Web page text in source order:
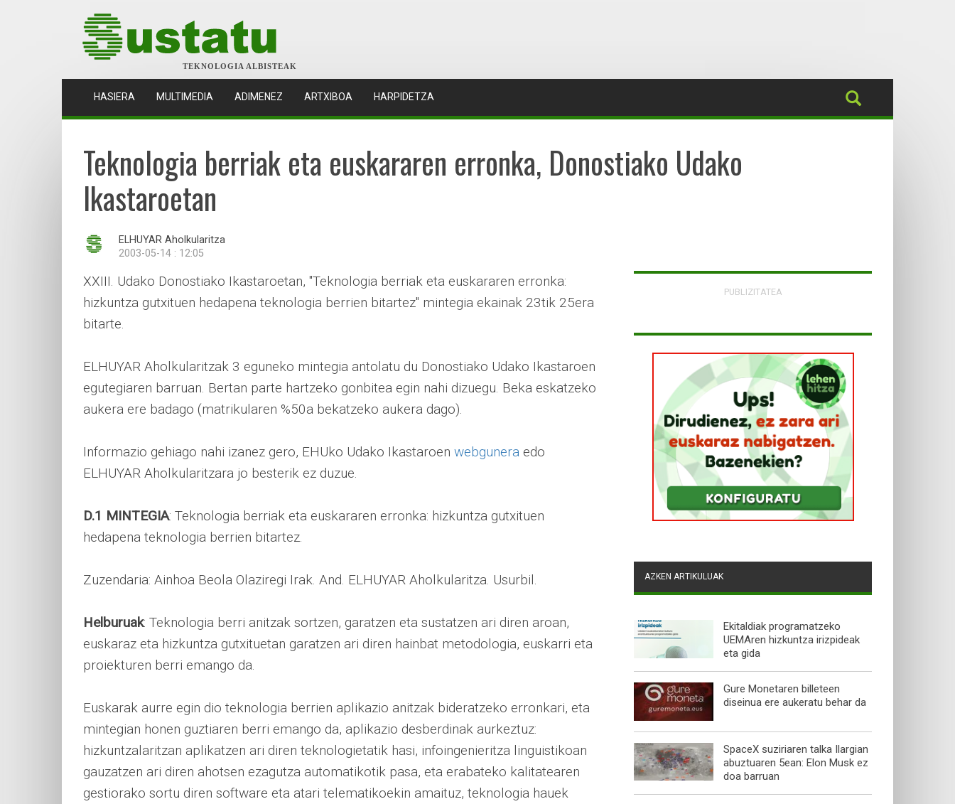
TEKNOLOGIA ALBISTEAK
HASIERA (CURRENT)
MULTIMEDIA ADIMENEZ ARTXIBOA HARPIDETZA
Teknologia berriak eta euskararen erronka, Donostiako Udako
Ikastaroetan
ELHUYAR Aholkularitza
2003-05-14 : 12:05
XXIII. Udako Donostiako Ikastaroetan, "Teknologia berriak eta euskararen erronka:
hizkuntza gutxituen hedapena teknologia berrien bitartez" mintegia ekainak 23tik 25era
bitarte.
ELHUYAR Aholkularitzak 3 eguneko mintegia antolatu du Donostiako Udako Ikastaroen
egutegiaren barruan. Bertan parte hartzeko gonbitea egin nahi dizuegu. Beka eskatzeko
aukera ere badago (matrikularen %50a bekatzeko aukera dago).
Informazio gehiago nahi izanez gero, EHUko Udako Ikastaroen webgunera edo
ELHUYAR Aholkularitzara jo besterik ez duzue.
D.1 MINTEGIA: Teknologia berriak eta euskararen erronka: hizkuntza gutxituen
hedapena teknologia berrien bitartez.
Zuzendaria: Ainhoa Beola Olaziregi Irak. And. ELHUYAR Aholkularitza. Usurbil.
Helburuak: Teknologia berri anitzak sortzen, garatzen eta sustatzen ari diren aroan,
euskaraz eta hizkuntza gutxituetan garatzen ari diren hainbat metodologia, euskarri eta
proiekturen berri emango da.
Euskarak aurre egin dio teknologia berrien aplikazio anitzak bideratzeko erronkari, eta
mintegian honen guztiaren berri emango da, aplikazio desberdinak aurkeztuz:
hizkuntzalaritzan aplikatzen ari diren teknologietatik hasi, infoingenieritza linguistikoan
gauzatzen ari diren ahotsen ezagutza automatikotik pasa, eta erabateko kalitatearen
gestiorako sortu diren software eta atari telematikoekin amaituz, teknologia hauek
PUBLIZITATEA
AZKEN ARTIKULUAK
Ekitaldiak programatzeko
UEMAren hizkuntza irizpideak
eta gida
Gure Monetaren billeteen
diseinua ere aukeratu behar da
SpaceX suziriaren talka Ilargian
abuztuaren 5ean: Elon Musk ez
doa barruan